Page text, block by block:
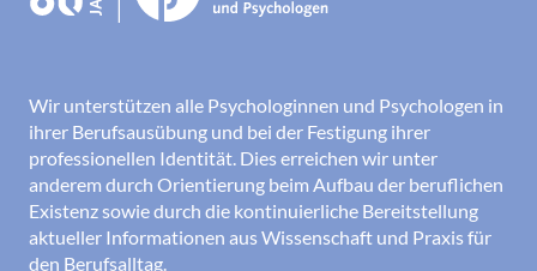
Wir unterstützen alle Psychologinnen und Psychologen in
ihrer Berufsausübung und bei der Festigung ihrer
professionellen Identität. Dies erreichen wir unter
anderem durch Orientierung beim Aufbau der beruflichen
Existenz sowie durch die kontinuierliche Bereitstellung
aktueller Informationen aus Wissenschaft und Praxis für
den Berufsalltag.